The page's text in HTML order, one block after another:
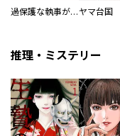
過保護な執事が私の婚活を邪魔してきます！ ヤマ台国
推理・ミステリー